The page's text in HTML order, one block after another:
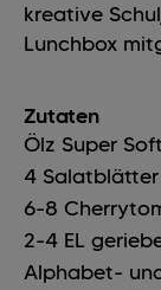
kreative
Lunchbox
Zutaten
Ölz Super
4 Salatblätter
6-8
2-4 EL
Alphabet-